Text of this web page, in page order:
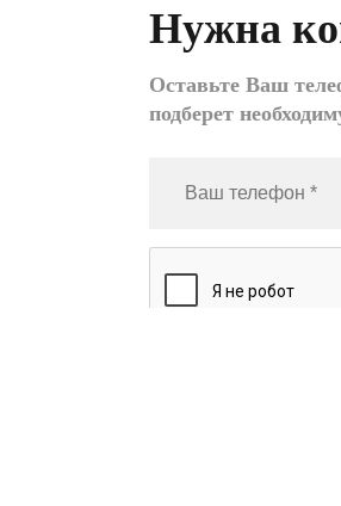
Нужна
Оставьте Ваш
подберет